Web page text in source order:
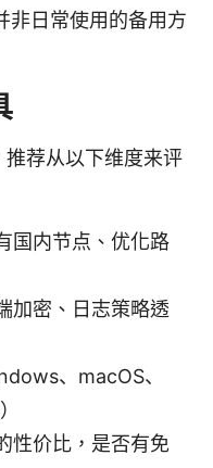
非日常使用的备用方
荐从以下维度来评
国内节点、优化路
加密、日志策略透
、macOS、
性价比，是否有免